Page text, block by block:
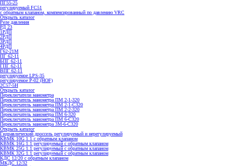
ПГ55-25
регулируемый FC51
с обратным клапаном, компенсированный по давлению VRC
Открыть каталог
Реле давления
РД 23
1РДП
2РДП
3РДП
4РДП
Г62-21М
ПГ 62-11
БПГ 62-11
ГПГ 62-11
ВПГ 62-11
регулируемое LPS-35
регулируемое P-02 (HOF)
2С57-5Н
Открыть каталог
Переключатели манометра
Переключатель манометра ПМ 2-1-320
Переключатель манометра ПМ 2-1-С320
Переключатель манометра ПМ 2-2-320
Переключатель манометра ПМ 6-320
Переключатель манометра ПМ 6-С320
Переключатель манометра 3M-6-C320
Открыть каталог
Гидравлический дроссель регулируемый и нерегулируемый
КВМК 10G 1.1 с обратным клапаном
КВМК 16G 1.1 регулируемый с обратным клапаном
КВМК 25G 1.1 регулируемый с обратным клапаном
КВМК 32G 1.1 регулируемый с обратным клапаном
КДC 12/20 с обратным клапаном
МКДС 12/32